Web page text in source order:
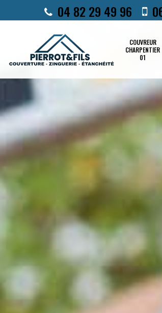
04 82 29 49 96
COUVREUR
CHARPENTIER
01